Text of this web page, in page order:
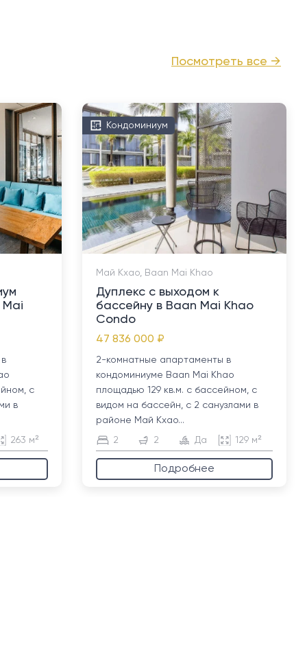
Посмотреть все →
с
в
263 м²
Кондоминиум
Май Кхао, Baan Mai Khao
Дуплекс с выходом к
бассейну в Baan Mai Khao
Condo
47 836 000 ₽
2-комнатные апартаменты в
кондоминиуме Baan Mai Khao
площадью 129 кв.м. с бассейном, с
видом на бассейн, с 2 санузлами в
районе Май Кхао...
2 2 Да 129 м²
Подробнее